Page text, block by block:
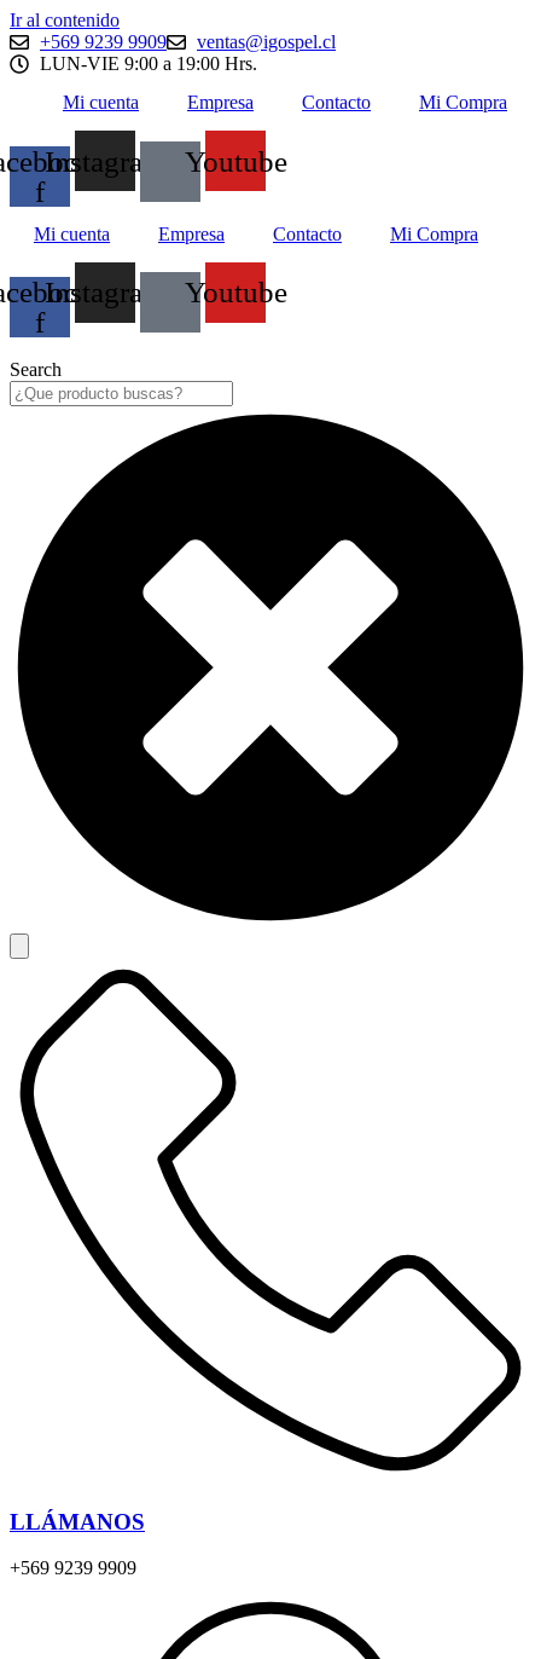
Ir al contenido
+569 9239 9909
ventas@igospel.cl
LUN-VIE 9:00 a 19:00 Hrs.
Mi cuenta
Empresa Contacto Mi Compra
f
Instagram Youtube
Mi cuenta Empresa Contacto Mi Compra
f
Instagram Youtube
Search
LLÁMANOS
+569 9239 9909